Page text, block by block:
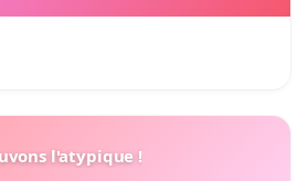
l'atypique !